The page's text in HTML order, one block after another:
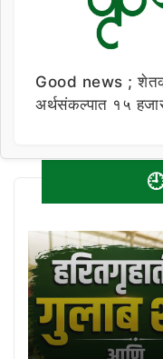
Good news ;
अर्थसंकल्पात १५